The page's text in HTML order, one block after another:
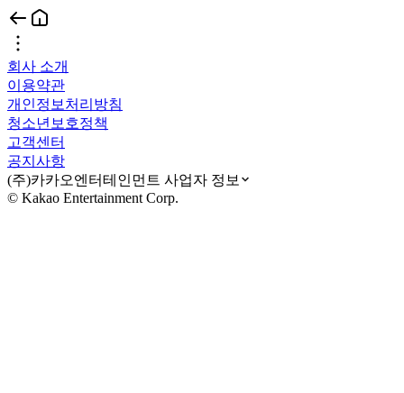
회사 소개
이용약관
개인정보처리방침
청소년보호정책
고객센터
공지사항
(주)카카오엔터테인먼트 사업자 정보
© Kakao Entertainment Corp.